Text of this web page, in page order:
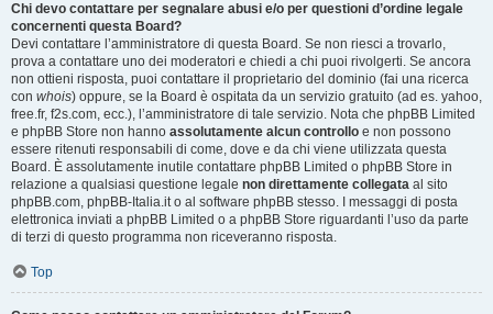
Chi devo contattare per segnalare abusi e/o per questioni d’ordine legale
concernenti questa Board?
Devi contattare l’amministratore di questa Board. Se non riesci a trovarlo,
prova a contattare uno dei moderatori e chiedi a chi puoi rivolgerti. Se ancora
non ottieni risposta, puoi contattare il proprietario del dominio (fai una ricerca
con whois) oppure, se la Board è ospitata da un servizio gratuito (ad es. yahoo,
free.fr, f2s.com, ecc.), l’amministratore di tale servizio. Nota che phpBB Limited
e phpBB Store non hanno assolutamente alcun controllo e non possono
essere ritenuti responsabili di come, dove e da chi viene utilizzata questa
Board. È assolutamente inutile contattare phpBB Limited o phpBB Store in
relazione a qualsiasi questione legale non direttamente collegata al sito
phpBB.com, phpBB-Italia.it o al software phpBB stesso. I messaggi di posta
elettronica inviati a phpBB Limited o a phpBB Store riguardanti l’uso da parte
di terzi di questo programma non riceveranno risposta.
Top